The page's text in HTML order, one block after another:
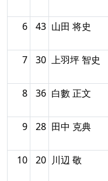
6
43 山田 将史
7
30 上羽坪 智史
8
36 白數 正文
9
28 田中 克典
10
20 川辺 敬